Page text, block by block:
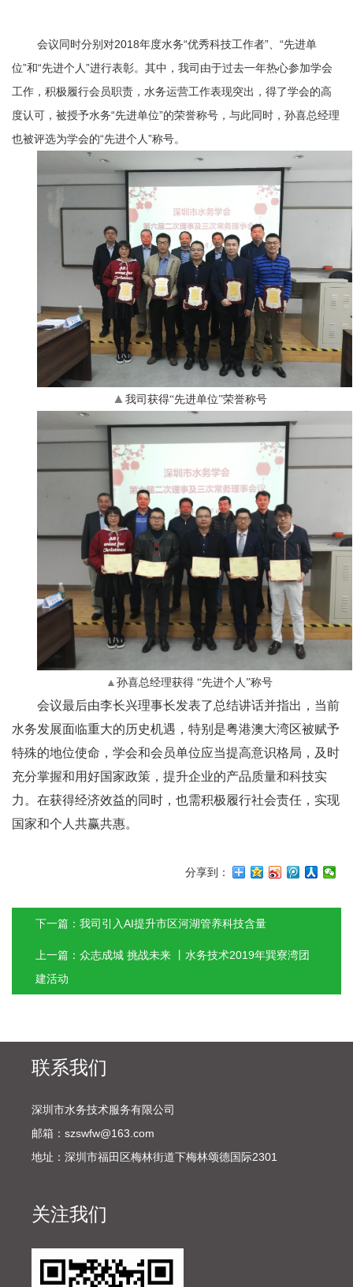
会议同时分别对2018年度水务“优秀科技工作者”、“先进单
位”和“先进个人”进行表彰。其中，我司由于过去一年热心参加学会
工作，积极履行会员职责，水务运营工作表现突出，得了学会的高
度认可，被授予水务“先进单位”的荣誉称号，与此同时，孙喜总经理
也被评选为学会的“先进个人”称号。
▲ 我司获得“先进单位”荣誉称号
▲ 孙喜总经理获得 “先进个人”称号
会议最后由李长兴理事长发表了总结讲话并指出，当前
水务发展面临重大的历史机遇，特别是粤港澳大湾区被赋予
特殊的地位使命，学会和会员单位应当提高意识格局，及时
充分掌握和用好国家政策，提升企业的产品质量和科技实
力。在获得经济效益的同时，也需积极履行社会责任，实现
国家和个人共赢共惠。
分享到：
下一篇：我司引入AI提升市区河湖管养科技含量
上一篇：众志成城 挑战未来 丨水务技术2019年巽寮湾团
建活动
联系我们
深圳市水务技术服务有限公司
邮箱：szswfw@163.com
地址：深圳市福田区梅林街道下梅林颂德国际2301
关注我们